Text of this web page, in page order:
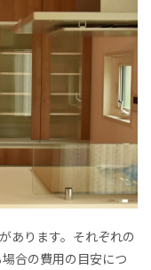
あります。それぞれの
合の費用の目安につ